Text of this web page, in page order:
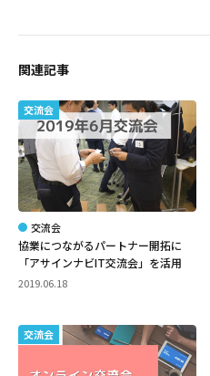
関連記事
交流会
交流会
協業につながるパートナー開拓に
「アサインナビIT交流会」を活用
2019.06.18
交流会